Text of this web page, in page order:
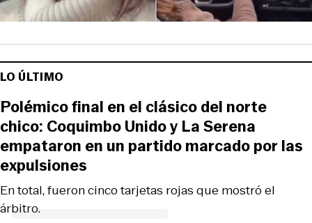
LO ÚLTIMO
En total, fueron cinco tarjetas rojas que mostró el
árbitro.
Polémico final en el clásico del norte
chico: Coquimbo Unido y La Serena
empataron en un partido marcado por las
expulsiones